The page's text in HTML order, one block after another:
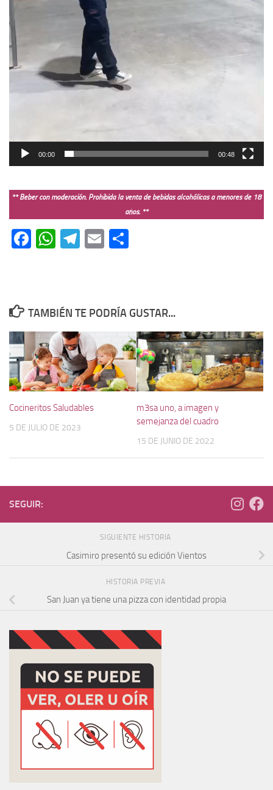
00:00 00:48
** Beber con moderación. Prohibida la venta de bebidas alcohólicas a menores de 18
años. **
Facebook
WhatsApp
Telegram
Email
TAMBIÉN TE PODRÍA GUSTAR...
Cocineritos Saludables
5 DE JULIO DE 2023
m3sa uno, a imagen y
semejanza del cuadro
15 DE JUNIO DE 2022
SEGUIR:
SIGUIENTE HISTORIA
Casimiro presentó su edición Vientos
HISTORIA PREVIA
San Juan ya tiene una pizza con identidad propia